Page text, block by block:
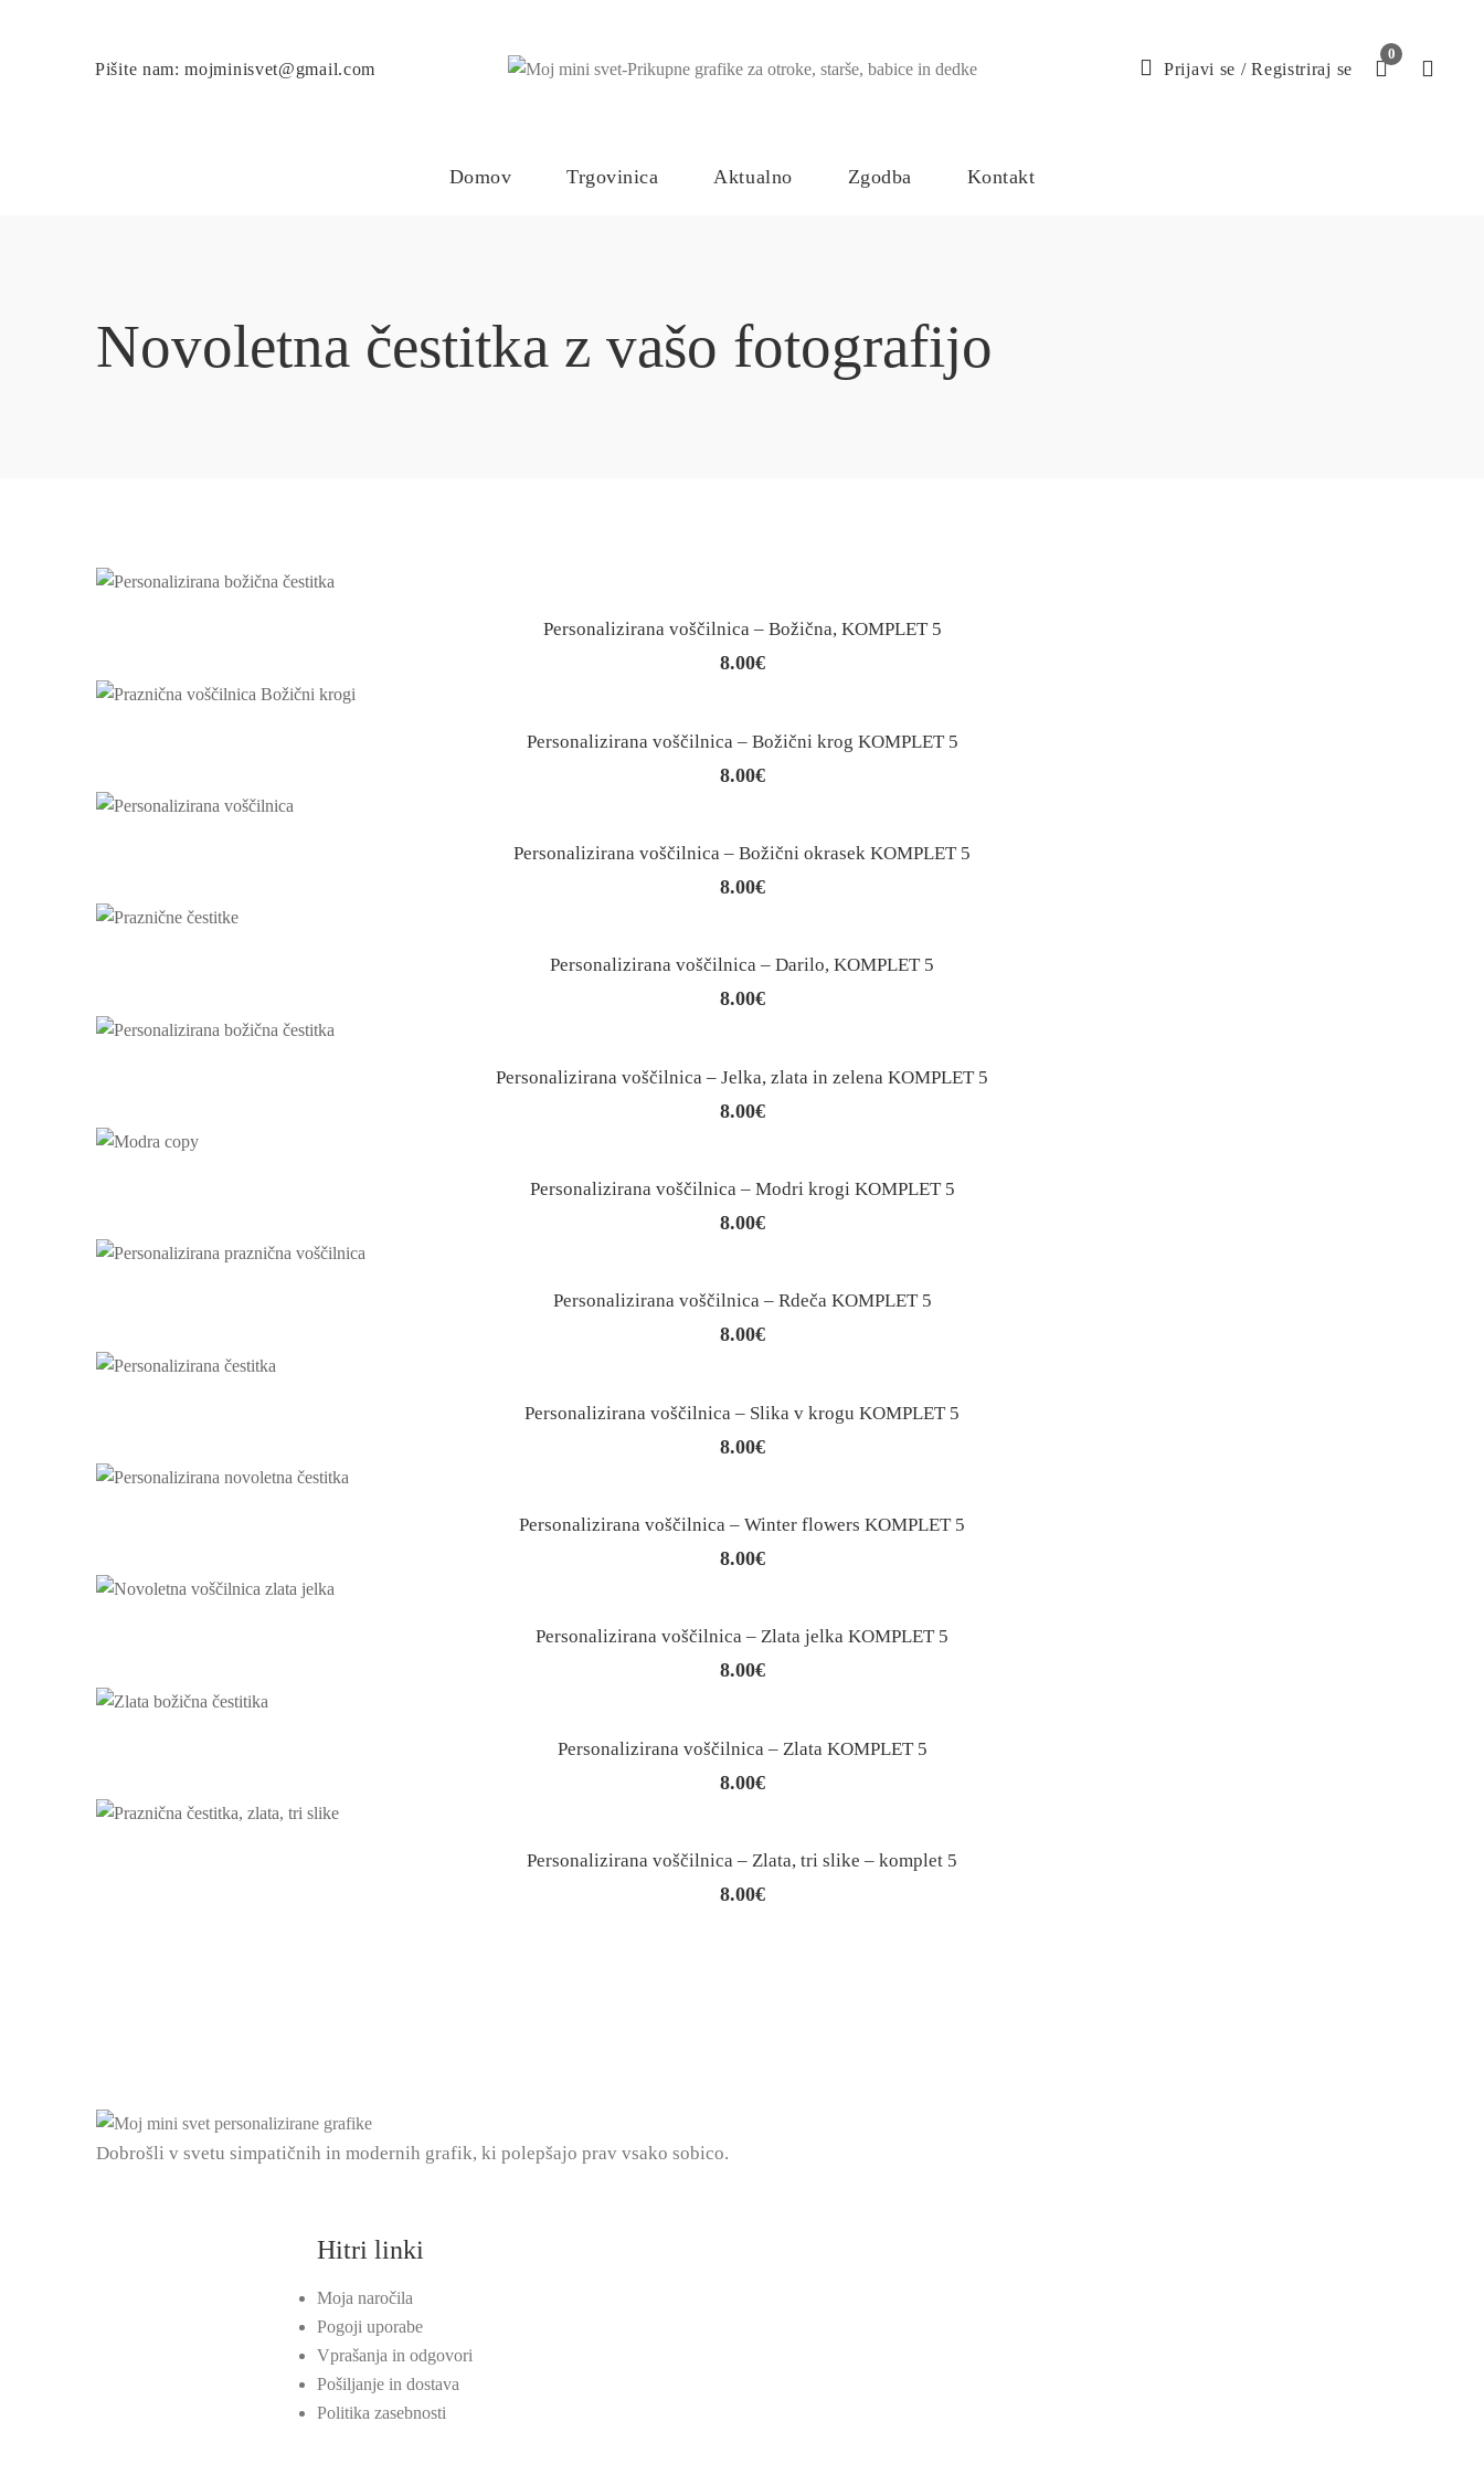
Pišite nam: mojminisvet@gmail.com Prijavi se /Registriraj se
0
Domov Trgovinica Aktualno Zgodba Kontakt
Novoletna čestitka z vašo fotografijo
Personalizirana voščilnica – Božična, KOMPLET 5
8.00€
Personalizirana voščilnica – Božični krog KOMPLET 5
8.00€
Personalizirana voščilnica – Božični okrasek KOMPLET 5
8.00€
Personalizirana voščilnica – Darilo, KOMPLET 5
8.00€
Personalizirana voščilnica – Jelka, zlata in zelena KOMPLET 5
8.00€
Personalizirana voščilnica – Modri krogi KOMPLET 5
8.00€
Personalizirana voščilnica – Rdeča KOMPLET 5
8.00€
Personalizirana voščilnica – Slika v krogu KOMPLET 5
8.00€
Personalizirana voščilnica – Winter flowers KOMPLET 5
8.00€
Personalizirana voščilnica – Zlata jelka KOMPLET 5
8.00€
Personalizirana voščilnica – Zlata KOMPLET 5
8.00€
Personalizirana voščilnica – Zlata, tri slike – komplet 5
8.00€
Dobrošli v svetu simpatičnih in modernih grafik, ki polepšajo prav vsako sobico.
Hitri linki
Moja naročila
Pogoji uporabe
Vprašanja in odgovori
Pošiljanje in dostava
Politika zasebnosti